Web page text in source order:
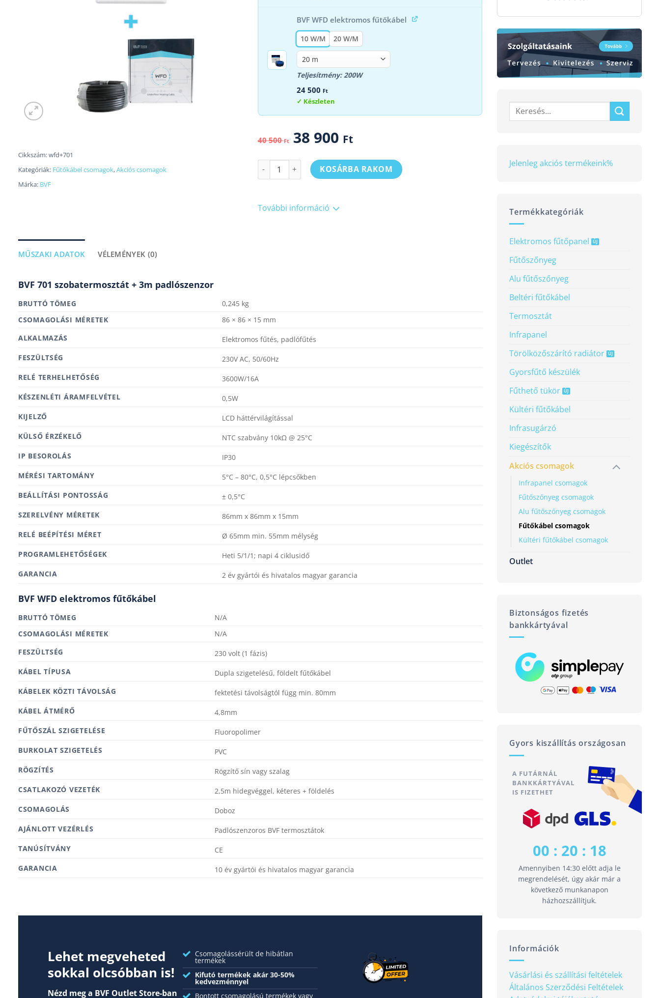
Cikkszám:wfd+701
Kategóriák: Fűtőkábel csomagok,Akciós csomagok
Márka: BVF
000 Ft. 400 Ft.
BVF WFD elektromos fűtőkábel
10 W/M 20 W/M
Teljesítmény: 200W
24 500 Ft
Készleten
40 500Ft 38 900 Ft
BVF WFD beltéri fűtőkábel + BVF 701 szobatermosztát mennyiség
KOSÁRBA RAKOM
További információ
MŰSZAKI ADATOK VÉLEMÉNYEK (0)
BVF 701 szobatermosztát + 3m padlószenzor
BRUTTÓ TÖMEG
0,245 kg
MÉRETEK
86 × 86 × 15 mm
ALKALMAZÁS
Elektromos fűtés, padlófűtés
FESZÜLTSÉG
230V AC, 50/60Hz
RELÉ TERHELHETŐSÉG
3600W/16A
KÉSZENLÉTI ÁRAMFELVÉTEL
0,5W
KIJELZŐ
LCD háttérvilágítással
KÜLSŐ ÉRZÉKELŐ
NTC szabvány 10kΩ @ 25°C
IP BESOROLÁS
IP30
MÉRÉSI TARTOMÁNY
5°C – 80°C, 0,5°C lépcsőkben
BEÁLLÍTÁSI PONTOSSÁG
± 0,5°C
SZERELVÉNY MÉRETEK
86mm x 86mm x 15mm
RELÉ BEÉPÍTÉSI MÉRET
Ø 65mm min. 55mm mélység
PROGRAMLEHETŐSÉGEK
Heti 5/1/1; napi 4 ciklusidő
GARANCIA
2 év gyártói és hivatalos magyar garancia
BVF WFD elektromos fűtőkábel
BRUTTÓ TÖMEG
N/A
MÉRETEK
N/A
FESZÜLTSÉG
230 volt (1 fázis)
KÁBEL TÍPUSA
Dupla szigetelésű, földelt fűtőkábel
KÁBELEK KÖZTI TÁVOLSÁG
fektetési távolságtól függ min. 80mm
KÁBEL ÁTMÉRŐ
4,8mm
FŰTŐSZÁL SZIGETELÉSE
Fluoropolimer
BURKOLAT SZIGETELÉS
PVC
RÖGZÍTÉS
Rögzítő sín vagy szalag
CSATLAKOZÓ VEZETÉK
2,5m hidegvéggel, kéteres + földelés
CSOMAGOLÁS
Doboz
AJÁNLOTT VEZÉRLÉS
Padlószenzoros BVF termosztátok
TANÚSÍTVÁNY
CE
GARANCIA
10 év gyártói és hivatalos magyar garancia
Lehet megveheted
sokkal olcsóbban is!
Nézd meg a BVF Outlet Store-ban
Csomagolássérült de hibátlan
termékek
Kifutó termékek akár 30-50%
kedvezménnyel
Bontott csomagolású termékek vagy
Keresés
Jelenleg akciós termékeink%
Termékkategóriák
Elektromos fűtőpanel
Fűtőszőnyeg
Alu fűtőszőnyeg
Beltéri fűtőkábel
Termosztát
Infrapanel
Törölköző­szárító radiátor
Gyorsfűtő készülék
Fűthető tükör
Kültéri fűtőkábel
Infrasugárzó
Kiegészítők
Akciós csomagok
Infrapanel csomagok
Fűtőszőnyeg csomagok
Alu fűtőszőnyeg csomagok
Fűtőkábel csomagok
Kültéri fűtőkábel csomagok
Outlet
Biztonságos fizetés
bankkártyával
Gyors kiszállítás országosan
A FUTÁRNÁL
BANKKÁRTYÁVAL
IS FIZETHET
00 : 20 : 17
Amennyiben 14:30 előtt adja le
megrendelését, úgy akár már a
következő munkanapon
házhozszállítjuk.
Információk
Vásárlási és szállítási feltételek
Általános Szerződési Feltételek